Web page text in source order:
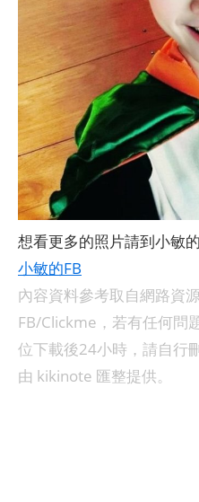
想看更多的照片請到小敏
小敏的FB
內容資料參考取自網路資
FB/Clickme，若有任何問
位下載後24小時，請自行
由 kikinote 匯整提供。